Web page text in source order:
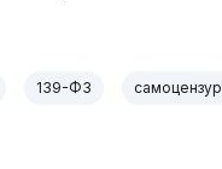
139-ФЗ